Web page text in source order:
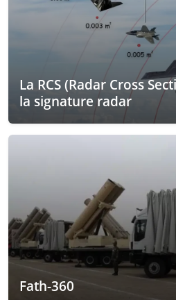
La RCS (Radar Cross
la signature radar
Fath-360